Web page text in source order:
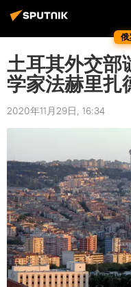
土耳其外交部
学家法赫里扎
2020年11月29日, 16:34